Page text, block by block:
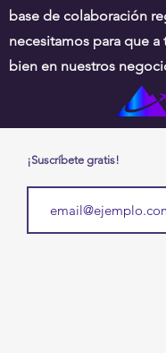
base de colaboración
necesitamos para que a
bien en nuestros
¡Suscríbete gratis!